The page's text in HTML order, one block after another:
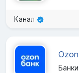
Канал
Банки